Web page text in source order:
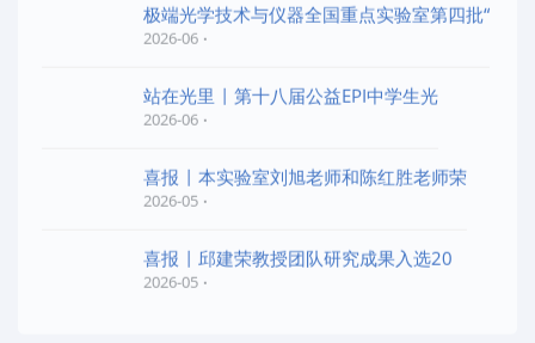
极端光学技术与仪器全国重点实验室第四批“
2026-06
站在光里 | 第十八届公益EPI中学生光
2026-06
喜报 | 本实验室刘旭老师和陈红胜老师荣
2026-05
喜报 | 邱建荣教授团队研究成果入选20
2026-05